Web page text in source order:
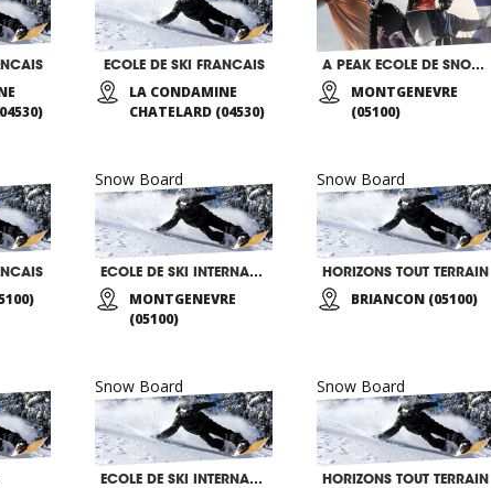
ECOLE DE SKI FRANCAIS
LA CONDAMINE
CHATELARD (04530)
A PEAK ECOLE DE SNOWBOARD ET DE SKI
MONTGENEVRE
(05100)
Snow Board
ECOLE DE SKI INTERNATIONALE
MONTGENEVRE
(05100)
Snow Board
HORIZONS TOUT TERRAIN
BRIANCON (05100)
Snow Board
ECOLE DE SKI INTERNATIONALE
Snow Board
HORIZONS TOUT TERRAIN